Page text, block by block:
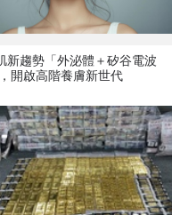
新趨勢「外泌體＋矽谷電波
開啟高階養膚新世代